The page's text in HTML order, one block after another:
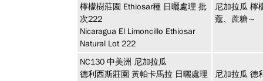
檸檬樹莊園 Ethiosar種 日曬處理 批
次222
Nicaragua El Limoncillo Ethiosar
Natural Lot 222
尼加拉瓜 檸
蔻、蔗糖～
NC130 中美洲 尼加拉瓜
德利西斯莊園 黃帕卡馬拉 日曬處理
尼加拉瓜 德